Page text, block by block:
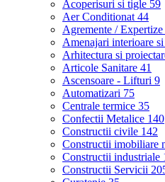
Acoperisuri si tigle 59
Aer Conditionat 44
Agremente /
Amenajari interioare
Arhitectura si
Articole Sanitare 41
Ascensoare - Lifturi 9
Automatizari 75
Centrale termice 35
Confectii Metalice 140
Constructii civile 142
Constructii imobiliare
Constructii industriale
Constructii Servicii